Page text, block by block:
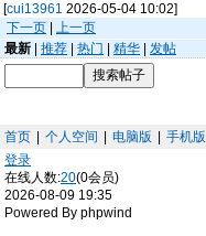
[cui13961 2026-05-04 10:02]
下一页
上一页
最新
推荐 热门 精华 发帖
首页
个人空间 电脑版
手机版
登录
在线人数:20(0会员)
2026-08-09 19:35
Powered By phpwind